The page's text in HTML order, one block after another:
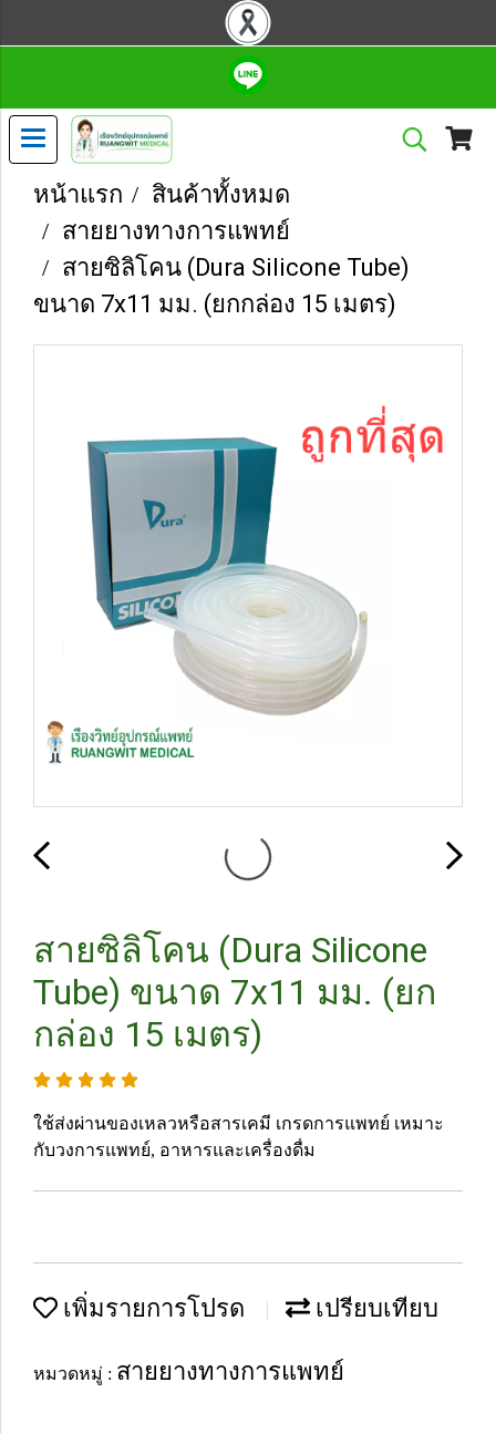
หน้าแรก
สินค้าทั้งหมด
สายยางทางการแพทย์
สายซิลิโคน (Dura Silicone Tube)
ขนาด 7x11 มม. (ยกกล่อง 15 เมตร)
สายซิลิโคน (Dura Silicone
Tube) ขนาด 7x11 มม. (ยก
กล่อง 15 เมตร)
ใช้ส่งผ่านของเหลวหรือสารเคมี เกรดการแพทย์ เหมาะ
กับวงการแพทย์, อาหารและเครื่องดื่ม
เพิ่มรายการโปรด เปรียบเทียบ
หมวดหมู่ : สายยางทางการแพทย์